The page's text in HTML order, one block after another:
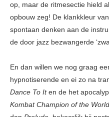
op, maar de ritmesectie hield
opbouw zeg! De klankkleur
spontaan denken aan de
de door jazz bezwangerde
En dan willen we nog graag
hypnotiserende en ei zo na
Dance To Iten de het
Kombat Champion of the World